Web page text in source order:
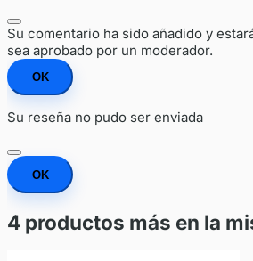
Su comentario ha sido añadido y
sea aprobado por un moderador.
OK
Su reseña no pudo ser enviada
OK
4 productos más en la